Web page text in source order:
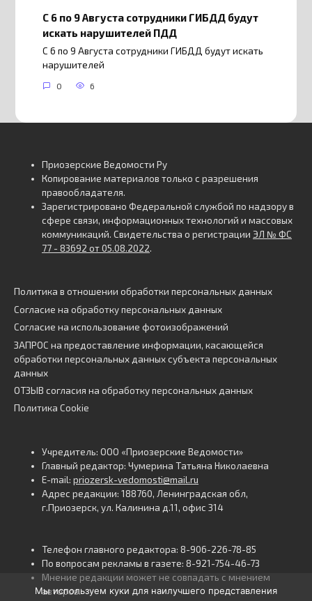
С 6 по 9 Августа сотрудники ГИБДД будут
искать нарушителей ПДД
С 6 по 9 Августа сотрудники ГИБДД будут искать
нарушителей
0 6
Приозерские Ведомости Ру
Копирование материалов только с разрешения
правообладателя.
Зарегистрировано Федеральной службой по надзору в
сфере связи, информационных технологий и массовых
коммуникаций. Свидетельства о регистрации ЭЛ № ФС
77 - 83692 от 05.08.2022.
Политика в отношении обработки персональных данных
Согласие на обработку персональных данных
Согласие на использование фотоизображений
ЗАПРОС на предоставление информации, касающейся
обработки персональных данных субъекта персональных
данных
ОТЗЫВ согласия на обработку персональных данных
Политика Cookie
Учредитель: ООО «Приозерские Ведомости»
Главный редактор: Чумерина Татьяна Николаевна
E-mail: priozersk-vedomosti@mail.ru
Адрес редакции: 188760, Ленинградская обл,
г.Приозерск, ул. Калинина д.11, офис 314
Телефон главного редактора: 8-906-226-78-85
По вопросам рекламы в газете: 8-921-754-46-73
Мнение редакции может не совпадать с мнением
авторов.
Мы используем куки для наилучшего представления